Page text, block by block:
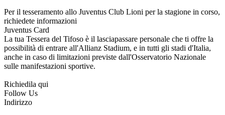
Per il tesseramento allo Juventus Club Lioni per la stagione in corso,
richiedete informazioni
Juventus Card
La tua Tessera del Tifoso è il lasciapassare personale che ti offre la
possibilità di entrare all'Allianz Stadium, e in tutti gli stadi d'Italia,
anche in caso di limitazioni previste dall'Osservatorio Nazionale
sulle manifestazioni sportive.
Richiedila qui
Follow Us
Indirizzo